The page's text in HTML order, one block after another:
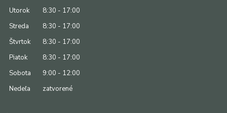
Utorok
8:30 - 17:00
Streda
8:30 - 17:00
Štvrtok
8:30 - 17:00
Piatok
8:30 - 17:00
Sobota
9:00 - 12:00
Nedeľa
zatvorené